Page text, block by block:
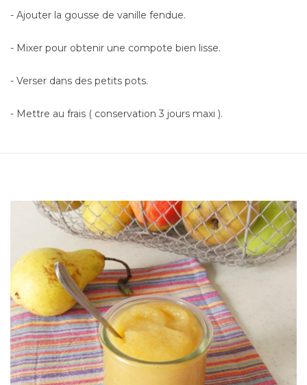
- Ajouter la gousse de vanille fendue.
- Mixer pour obtenir une compote bien lisse.
- Verser dans des petits pots.
- Mettre au frais ( conservation 3 jours maxi ).